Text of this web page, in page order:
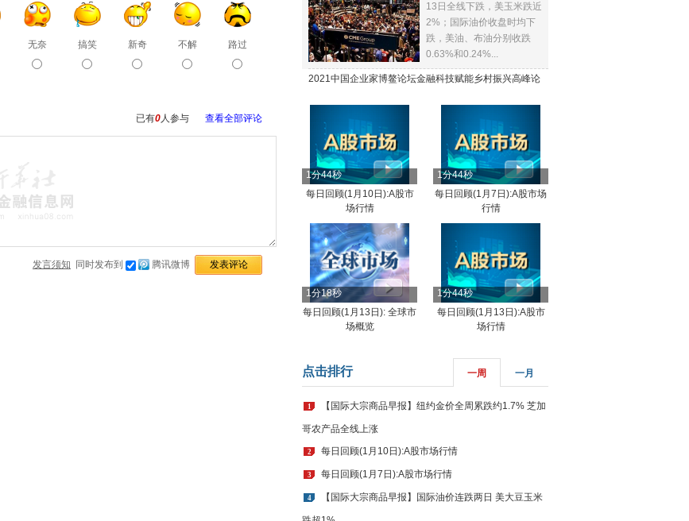
无奈 搞笑 新奇 不解 路过
已有0人参与 查看全部评论
发言须知 同时发布到 腾讯微博
13日全线下跌，美玉米跌近
2%；国际油价收盘时均下
跌，美油、布油分别收跌
0.63%和0.24%...
2021中国企业家博鳌论坛金融科技赋能乡村振兴高峰论
1分44秒
每日回顾(1月10日):A股市
场行情
1分44秒
每日回顾(1月7日):A股市场
行情
1分18秒
每日回顾(1月13日): 全球市
场概览
1分44秒
每日回顾(1月13日):A股市
场行情
点击排行 一周 一月
1 【国际大宗商品早报】纽约金价全周累跌约1.7% 芝加
哥农产品全线上涨
2 每日回顾(1月10日):A股市场行情
3 每日回顾(1月7日):A股市场行情
4 【国际大宗商品早报】国际油价连跌两日 美大豆玉米